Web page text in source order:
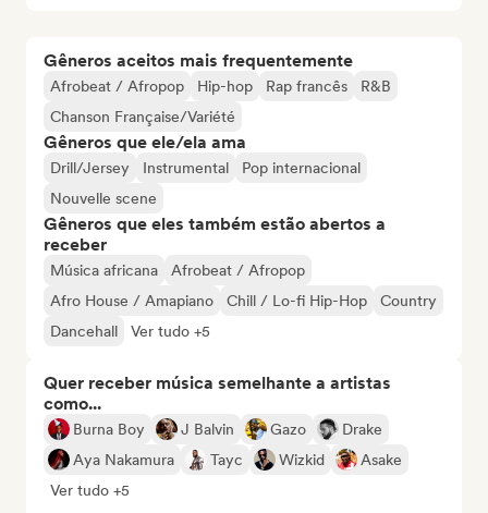
Gêneros aceitos mais frequentemente
Afrobeat / Afropop Hip-hop Rap francês
R&B
Chanson Française/Variété
Gêneros que ele/ela ama
Drill/Jersey Instrumental
Pop internacional
Nouvelle scene
Gêneros que eles também estão abertos a
receber
Música africana
Afrobeat / Afropop
Afro House / Amapiano
Chill / Lo-fi Hip-Hop
Country
Dancehall
Ver tudo +5
Quer receber música semelhante a artistas
como...
Burna Boy J Balvin Gazo
Drake
Aya Nakamura
Tayc Wizkid
Asake
Ver tudo +5